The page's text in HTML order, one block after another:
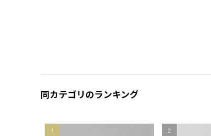
同カテゴリのランキング
1 2